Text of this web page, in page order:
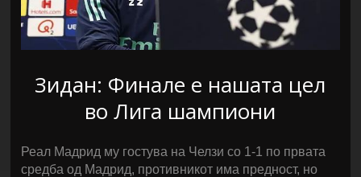
Зидан: Финале е нашата цел
во Лига шампиони
Реал Мадрид му гостува на Челзи со 1-1 по првата
средба од Мадрид, противникот има предност, но